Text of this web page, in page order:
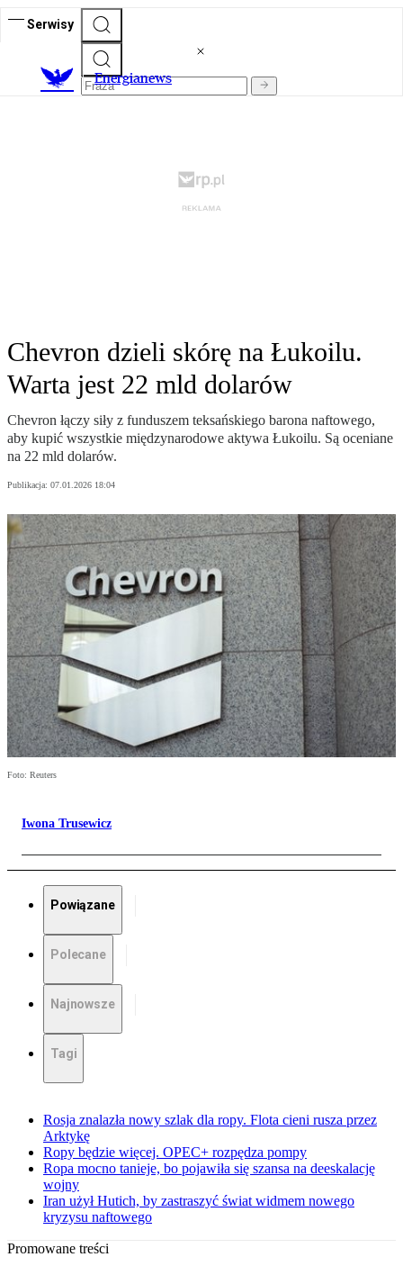
Serwisy
Energianews
Chevron dzieli skórę na Łukoilu.
Warta jest 22 mld dolarów
Chevron łączy siły z funduszem teksańskiego barona naftowego,
aby kupić wszystkie międzynarodowe aktywa Łukoilu. Są oceniane
na 22 mld dolarów.
Publikacja: 07.01.2026 18:04
Foto: Reuters
Iwona Trusewicz
Powiązane
Polecane
Najnowsze
Tagi
Rosja znalazła nowy szlak dla ropy. Flota cieni rusza przez
Arktykę
Ropy będzie więcej. OPEC+ rozpędza pompy
Ropa mocno tanieje, bo pojawiła się szansa na deeskalację
wojny
Iran użył Hutich, by zastraszyć świat widmem nowego
kryzysu naftowego
Promowane treści